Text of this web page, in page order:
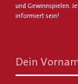
und Gewinnspielen.
informiert sein!
Dein